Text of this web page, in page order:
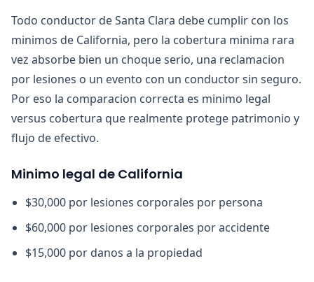
Todo conductor de Santa Clara debe cumplir con los
minimos de California, pero la cobertura minima rara
vez absorbe bien un choque serio, una reclamacion
por lesiones o un evento con un conductor sin seguro.
Por eso la comparacion correcta es minimo legal
versus cobertura que realmente protege patrimonio y
flujo de efectivo.
Minimo legal de California
$30,000 por lesiones corporales por persona
$60,000 por lesiones corporales por accidente
$15,000 por danos a la propiedad